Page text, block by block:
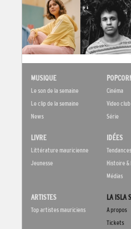
MUSIQUE
Le son de la semaine
Le clip de la semaine
News
Cinéma
Video club
Série
LIVRE
Littérature mauricienne
Jeunesse
IDÉES
Tendances
Histoire
Médias
ARTISTES
Top artistes mauriciens
LA ISLA
A propos
Tickets